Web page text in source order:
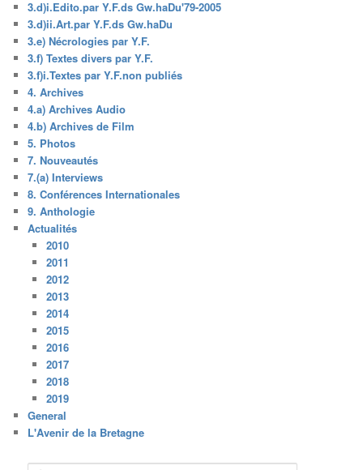
3.d)i.Edito.par Y.F.ds Gw.haDu'79-2005
3.d)ii.Art.par Y.F.ds Gw.haDu
3.e) Nécrologies par Y.F.
3.f) Textes divers par Y.F.
3.f)i.Textes par Y.F.non publiés
4. Archives
4.a) Archives Audio
4.b) Archives de Film
5. Photos
7. Nouveautés
7.(a) Interviews
8. Conférences Internationales
9. Anthologie
Actualités
2010
2011
2012
2013
2014
2015
2016
2017
2018
2019
General
L'Avenir de la Bretagne